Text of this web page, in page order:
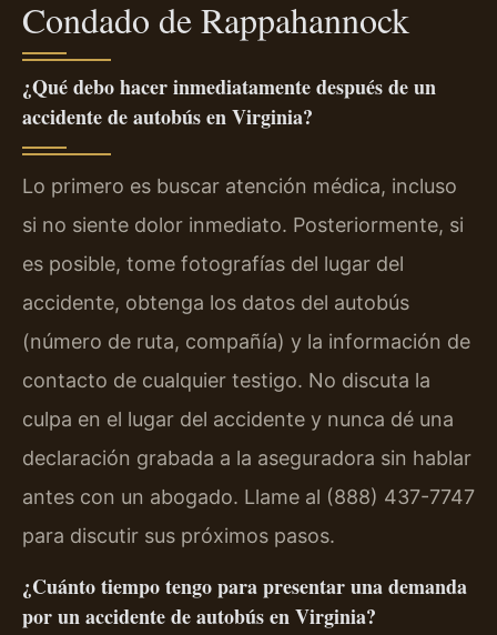
Condado de Rappahannock
¿Qué debo hacer inmediatamente después de un
accidente de autobús en Virginia?
Lo primero es buscar atención médica, incluso
si no siente dolor inmediato. Posteriormente, si
es posible, tome fotografías del lugar del
accidente, obtenga los datos del autobús
(número de ruta, compañía) y la información de
contacto de cualquier testigo. No discuta la
culpa en el lugar del accidente y nunca dé una
declaración grabada a la aseguradora sin hablar
antes con un abogado. Llame al (888) 437-7747
para discutir sus próximos pasos.
¿Cuánto tiempo tengo para presentar una demanda
por un accidente de autobús en Virginia?